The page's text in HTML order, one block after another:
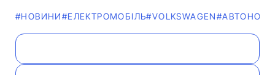
#НОВИНИ#ЕЛЕКТРОМОБІЛЬ#VOLKSWAGEN